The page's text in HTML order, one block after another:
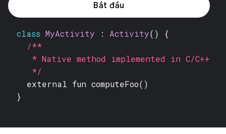
Bắt đầu
class MyActivity : Activity() {
/**
* Native method implemented in C/C++
*/
external funcomputeFoo()
}